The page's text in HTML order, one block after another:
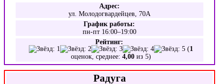
Адрес:
ул. Молодогвардейцев, 70А
График работы:
пн-пт 16:00–19:00
Рейтинг:
(1
оценок, среднее:4,00 из 5)
Радуга